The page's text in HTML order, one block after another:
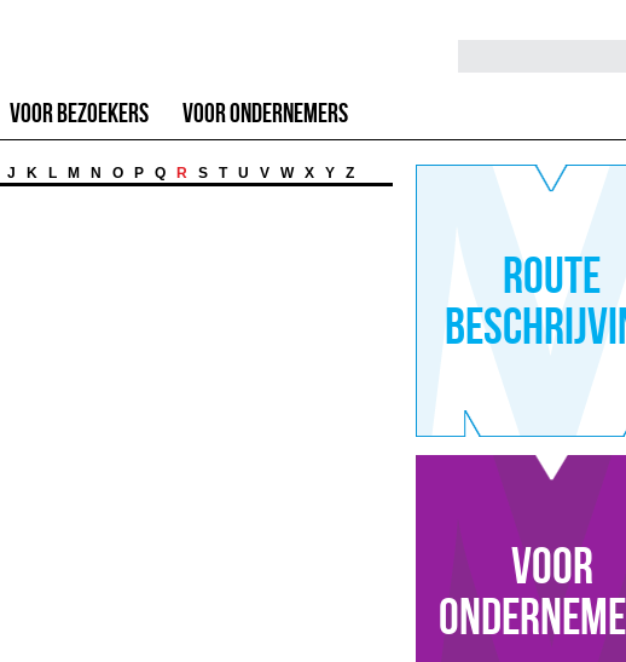
Voor Bezoekers Voor Ondernemers
J K L M N O P Q R S T U V W X Y Z
Route
voor